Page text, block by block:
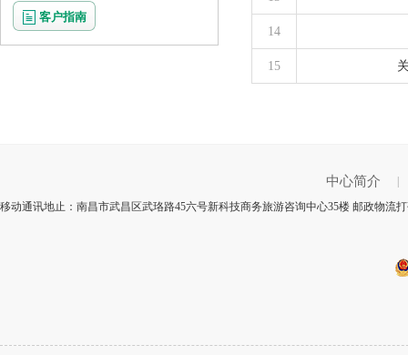
客户指南
14
15
中心简介
移动通讯地止：南昌市武昌区武珞路45六号新科技商务旅游咨询中心35楼 邮政物流